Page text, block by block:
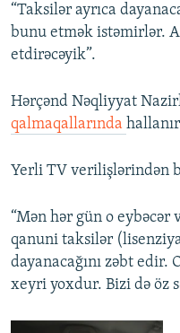
“Taksilər ayrıca
bunu etmək istəmirlər.
etdirəcəyik”.
Hərçənd Nəqliyyat
qalmaqallarında
Yerli TV verilişlərindən
“Mən hər gün o
qanuni taksilər
dayanacağını zəbt edir.
xeyri yoxdur. Bizi də öz